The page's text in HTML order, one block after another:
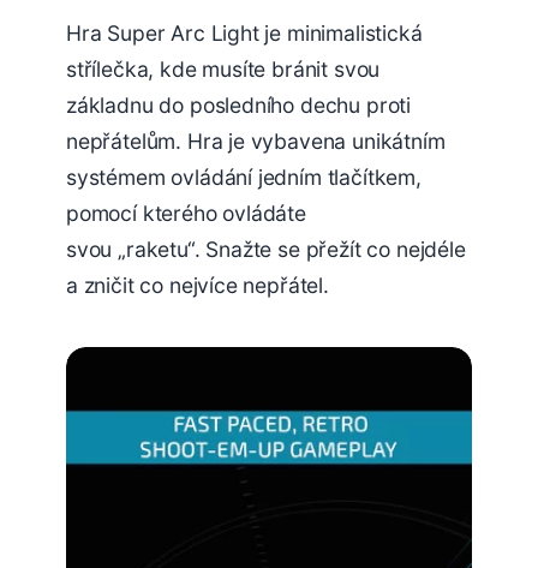
Hra Super Arc Light je minimalistická
střílečka, kde musíte bránit svou
základnu do posledního dechu proti
nepřátelům. Hra je vybavena unikátním
systémem ovládání jedním tlačítkem,
pomocí kterého ovládáte
svou „raketu“. Snažte se přežít co nejdéle
a zničit co nejvíce nepřátel.